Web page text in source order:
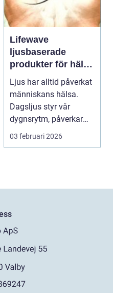
Lifewave
ljusbaserade
produkter för hälsa
och välbefinnande
Ljus har alltid påverkat
människans hälsa.
Dagsljus styr vår
dygnsrytm, påverkar
humör, sömn och ene...
03 februari 2026